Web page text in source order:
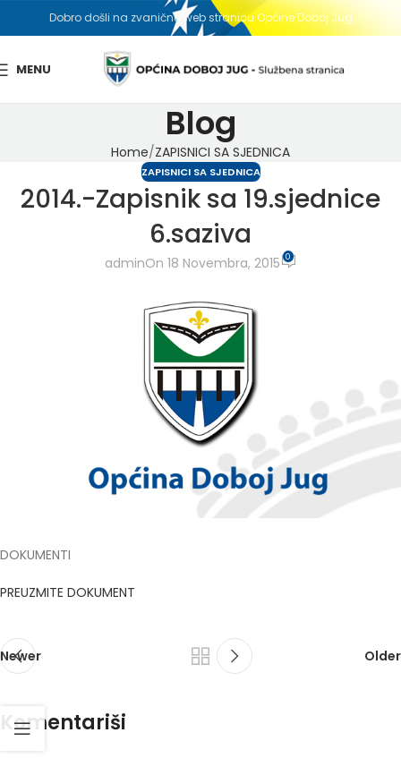
Dobro došli na zvaničnu web stranicu Općine Doboj Jug
MENU
Blog
Home ZAPISNICI SA SJEDNICA
ZAPISNICI SA SJEDNICA
2014.-Zapisnik sa 19.sjednice
6.saziva
adminOn 18 Novembra, 2015 0
DOKUMENTI
PREUZMITE DOKUMENT
Newer Older
Komentariši